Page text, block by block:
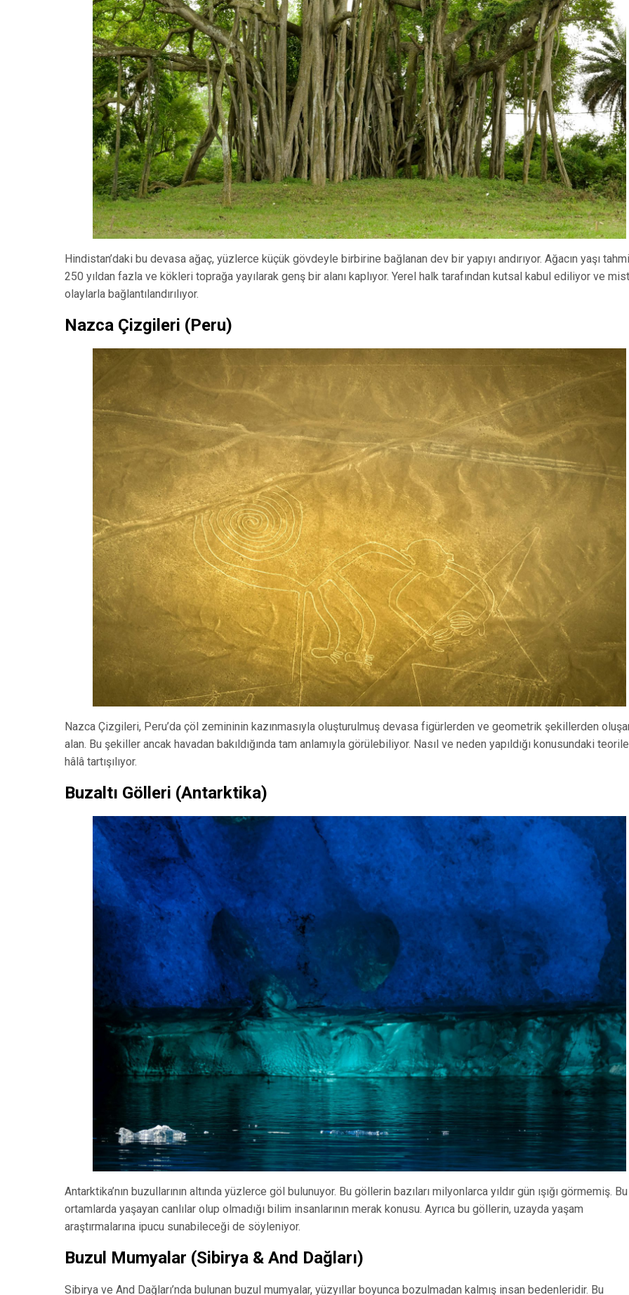
Hindistan’daki bu devasa ağaç, yüzlerce küçük gövdeyle birbirine bağlanan dev bir yapıyı andırıyor. Ağacın yaşı
250 yıldan fazla ve kökleri toprağa yayılarak genş bir alanı kaplıyor. Yerel halk tarafından kutsal kabul ediliyor ve
olaylarla bağlantılandırılıyor.
Nazca Çizgileri (Peru)
Nazca Çizgileri, Peru’da çöl zemininin kazınmasıyla oluşturulmuş devasa figürlerden ve geometrik şekillerden
alan. Bu şekiller ancak havadan bakıldığında tam anlamıyla görülebiliyor. Nasıl ve neden yapıldığı konusundaki
hâlâ tartışılıyor.
Buzaltı Gölleri (Antarktika)
Antarktika’nın buzullarının altında yüzlerce göl bulunuyor. Bu göllerin bazıları milyonlarca yıldır gün ışığı görmemiş. Bu
ortamlarda yaşayan canlılar olup olmadığı bilim insanlarının merak konusu. Ayrıca bu göllerin, uzayda yaşam
araştırmalarına ipucu sunabileceği de söyleniyor.
Buzul Mumyalar (Sibirya & And Dağları)
Sibirya ve And Dağları’nda bulunan buzul mumyalar, yüzyıllar boyunca bozulmadan kalmış insan bedenleridir. Bu